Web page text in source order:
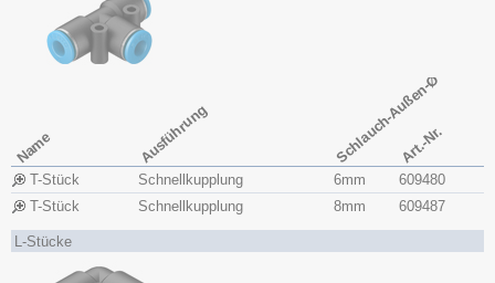
Name Ausführung Schlauch-Außen-Ø
Art.-Nr.
T-Stück Schnellkupplung 6mm
609480
T-Stück
Schnellkupplung 8mm 609487
L-Stücke